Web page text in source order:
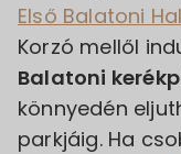
Első Balatoni
Korzó mellől
Balatoni
könnyedén
parkjáig. Ha